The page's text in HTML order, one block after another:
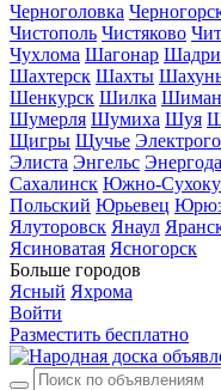
Черноголовка
Чистополь Чистяково
Чухлома Шагонар
Шахтерск Шахты
Шенкурск Шилка
Шумерля Шумиха Шуя
Щигры Щучье
Элиста Энгельс
Сахалинск Южно-
Польский Юрьевец
Ялуторовск Янаул
Ясиноватая Ясногорск
Больше городов
Ясный Яхрома
Войти
Разместить бесплатно